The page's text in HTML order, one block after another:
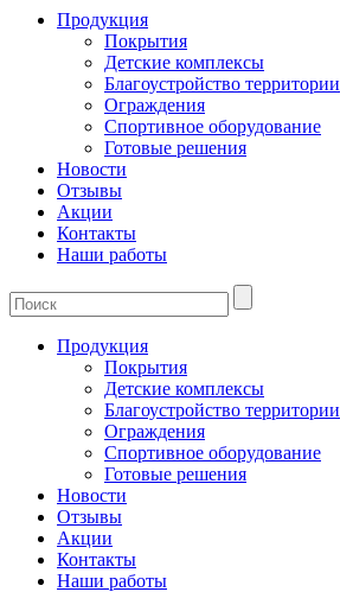
Продукция
Покрытия
Детские комплексы
Благоустройство территории
Ограждения
Спортивное оборудование
Готовые решения
Новости
Отзывы
Акции
Контакты
Наши работы
Продукция
Покрытия
Детские комплексы
Благоустройство территории
Ограждения
Спортивное оборудование
Готовые решения
Новости
Отзывы
Акции
Контакты
Наши работы